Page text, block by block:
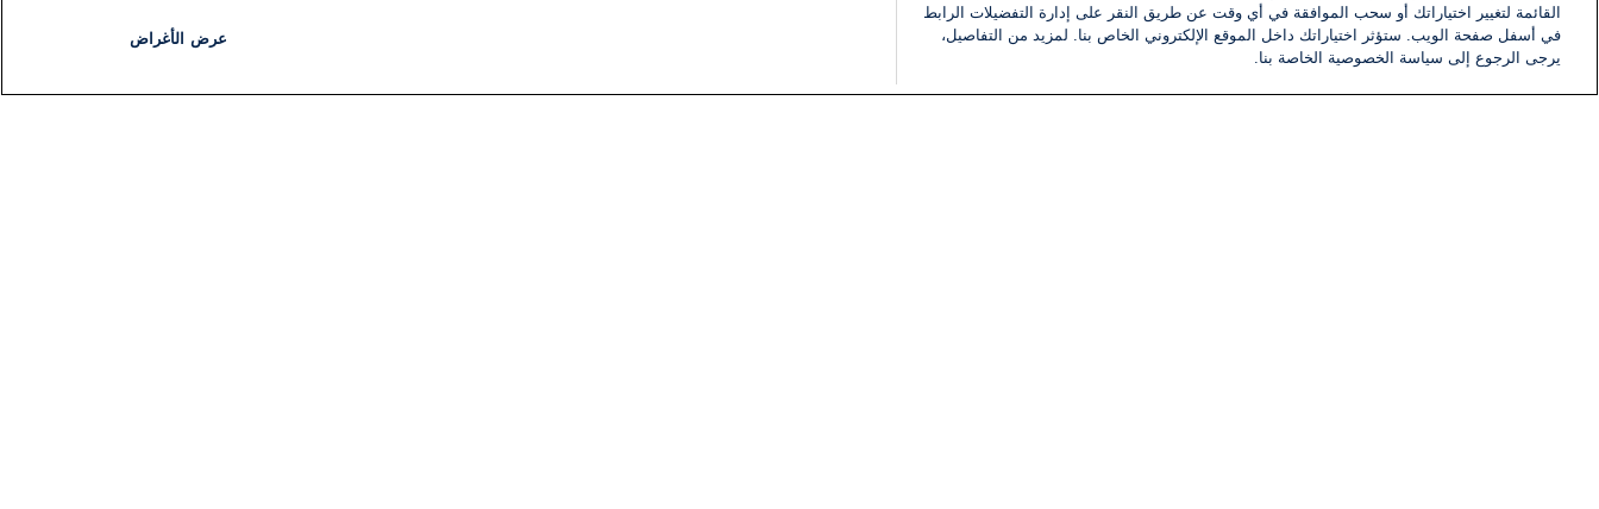
القائمة لتغيير اختياراتك أو سحب الموافقة في أي وقت عن طريق النقر على إدارة التفضيلات الرابط
في أسفل صفحة الويب. ستؤثر اختياراتك داخل الموقع الإلكتروني الخاص بنا. لمزيد من التفاصيل،
يرجى الرجوع إلى سياسة الخصوصية الخاصة بنا.
عرض الأغراض